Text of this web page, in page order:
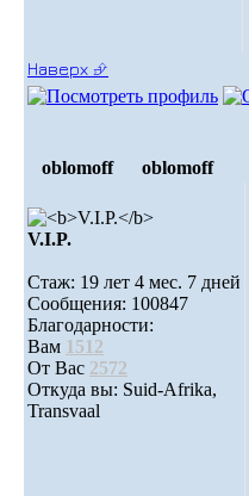
Наверх ⮵
oblomoff oblomoff
V.I.P.
Стаж: 19 лет 4 мес. 7 дней
Сообщения: 100847
Благодарности:
Вам 1512
От Вас 2572
Откуда вы: Suid-Afrika,
Transvaal